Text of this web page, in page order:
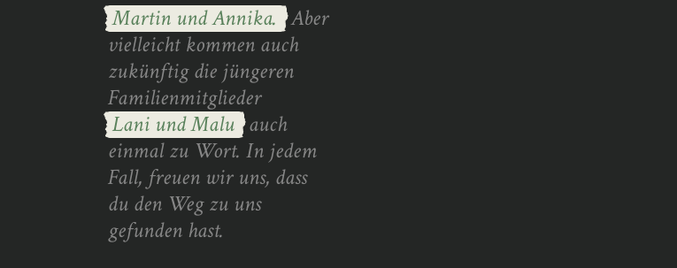
Martin und Annika. Aber
vielleicht kommen auch
zukünftig die jüngeren
Familienmitglieder
Lani und Malu auch
einmal zu Wort. In jedem
Fall, freuen wir uns, dass
du den Weg zu uns
gefunden hast.